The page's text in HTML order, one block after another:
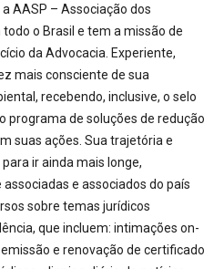
AASP – Associação dos
o Brasil e tem a missão de
da Advocacia. Experiente,
mais consciente de sua
recebendo, inclusive, o selo
programa de soluções de redução
suas ações. Sua trajetória e
ir ainda mais longe,
e associados do país
sobre temas jurídicos
que incluem: intimações on-
e renovação de certificado